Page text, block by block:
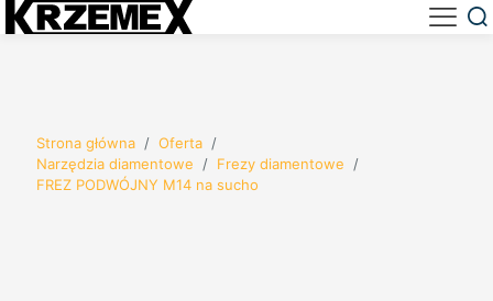
Strona główna / Oferta /
Narzędzia diamentowe / Frezy diamentowe /
FREZ PODWÓJNY M14 na sucho